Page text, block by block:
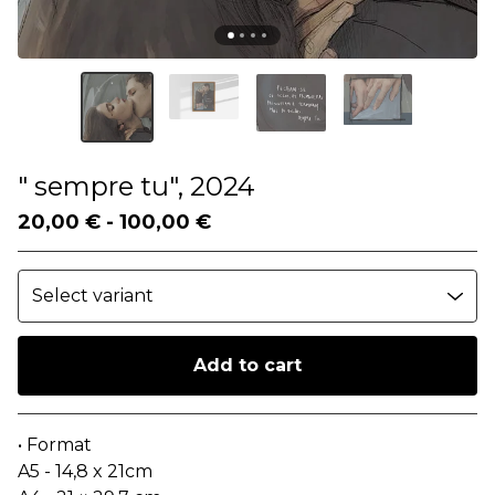
" sempre tu", 2024
20,00 € - 100,00 €
Add to cart
• Format
A5 - 14,8 x 21cm